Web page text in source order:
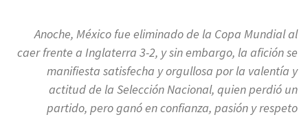
Anoche, México fue eliminado de la Copa Mundial al
caer frente a Inglaterra 3-2, y sin embargo, la afición se
manifiesta satisfecha y orgullosa por la valentía y
actitud de la Selección Nacional, quien perdió un
partido, pero ganó en confianza, pasión y respeto